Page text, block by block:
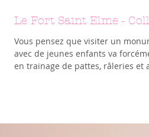
Le Fort Saint Elme -
Vous pensez que visiter un
avec de jeunes enfants va
en trainage de pattes, râleries et